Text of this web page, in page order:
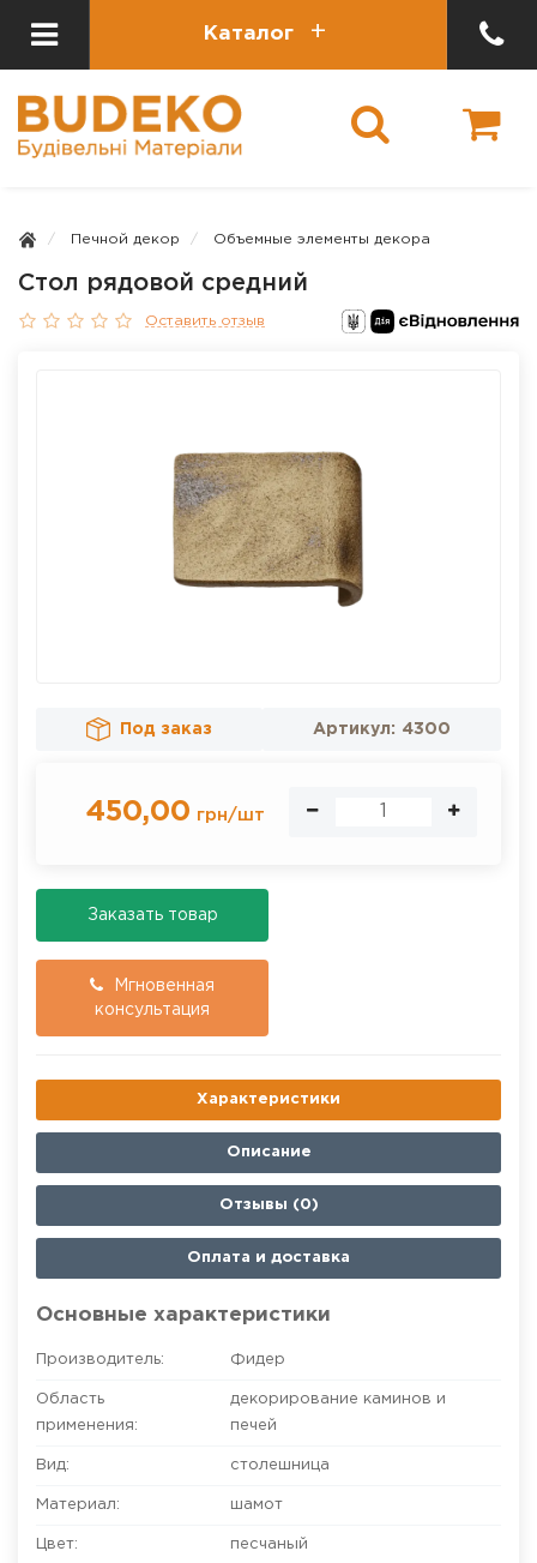
Каталог
Печной декор Объемные элементы декора
Стол рядовой средний
Оставить отзыв
Под заказ Артикул: 4300
450,00 грн/шт
Заказать товар
Мгновенная
консультация
Характеристики
Описание
Отзывы (0)
Оплата и доставка
Основные характеристики
Производитель: Фидер
Область
применения:
декорирование каминов и
печей
Вид: столешница
Материал: шамот
Цвет: песчаный